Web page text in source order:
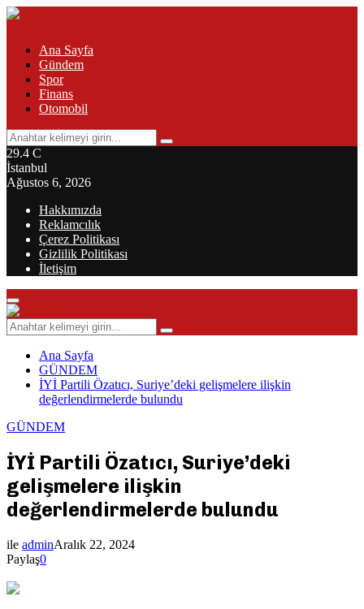
Ana Sayfa
Gündem
Spor
Finans
Otomobil
Search
for:
Search
29.4 C
İstanbul
Ağustos 6, 2026
Hakkımızda
Reklamcılık
Çerez Politikası
Gizlilik Politikası
İletişim
Primary
Menu
Search
for:
Search
Ana Sayfa
GÜNDEM
İYİ Partili Özatıcı, Suriye’deki gelişmelere ilişkin
değerlendirmelerde bulundu
GÜNDEM
İYİ Partili Özatıcı, Suriye’deki
gelişmelere ilişkin
değerlendirmelerde bulundu
ile adminAralık 22, 2024
Paylaş0